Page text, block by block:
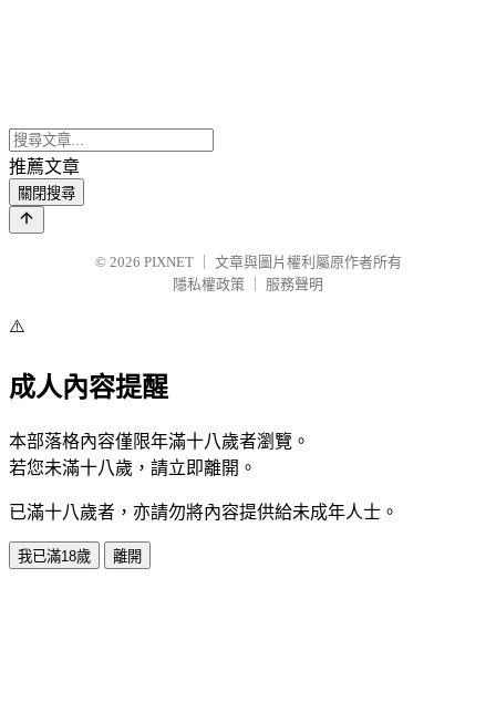
推薦文章
關閉搜尋
© 2026 PIXNET
文章與圖片權利屬原作者所有
隱私權政策
服務聲明
⚠️
成人內容提醒
本部落格內容僅限年滿十八歲者瀏覽。
若您未滿十八歲，請立即離開。
已滿十八歲者，亦請勿將內容提供給未成年人士。
我已滿18歲 離開